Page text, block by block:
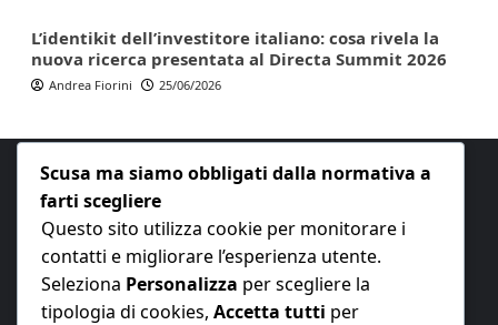
L’identikit dell’investitore italiano: cosa rivela la
nuova ricerca presentata al Directa Summit 2026
Andrea Fiorini 25/06/2026
E-mail:redazione@nuovaeconomia.it
Scusa ma siamo obbligati dalla normativa a
farti scegliere
Questo sito utilizza cookie per monitorare i
contatti e migliorare l’esperienza utente.
Seleziona Personalizza per scegliere la
tipologia di cookies, Accetta tutti per